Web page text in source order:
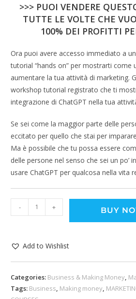
>>> PUOI VENDERE
TUTTE LE VOLTE CHE
100% DEI PROFITTI
Ora puoi avere accesso immediato a
tutorial “hands on” per mostrarti come
aumentare la tua attività di marketing.
workshop tutorial registrato che ti
integrazione di ChatGPT nella tua
Se sei come la maggior parte delle
eccitato per quello che stai per
Ma è possibile che tu possa essere
delle persone nel senso che sei un po’
usare ChatGPT per qualcosa nella vita
- + BUY
Add to Wishlist
Categories: Business & Making Money,
Tags: Business, Making money,